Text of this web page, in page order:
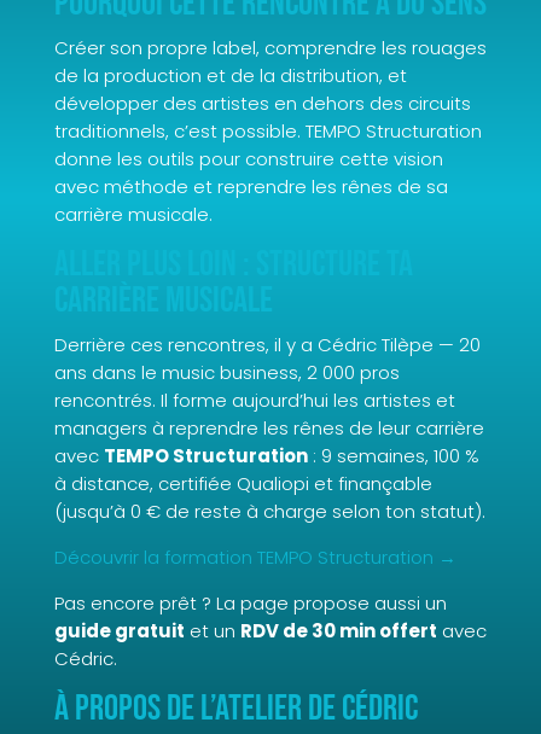
Créer son propre label, comprendre les rouages
de la production et de la distribution, et
développer des artistes en dehors des circuits
traditionnels, c’est possible. TEMPO Structuration
donne les outils pour construire cette vision
avec méthode et reprendre les rênes de sa
carrière musicale.
Derrière ces rencontres, il y a Cédric Tilèpe — 20
ans dans le music business, 2 000 pros
rencontrés. Il forme aujourd’hui les artistes et
managers à reprendre les rênes de leur carrière
avec TEMPO Structuration: 9 semaines, 100 %
à distance, certifiée Qualiopi et finançable
(jusqu’à 0 € de reste à charge selon ton statut).
Découvrir la formation TEMPO Structuration →
Pas encore prêt ? La page propose aussi un
guide gratuit et un RDV de 30 min offert avec
Cédric.
À propos de L’Atelier de Cédric